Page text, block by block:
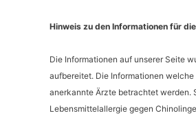
Hinweis zu den Informationen für
Die Informationen auf unserer Seite
aufbereitet. Die Informationen
anerkannte Ärzte betrachtet werden.
Lebensmittelallergie gegen